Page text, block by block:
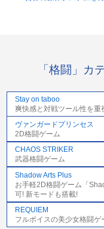
「格闘」カ
Stay on taboo
爽快感と対戦ツール性を重
ヴァンガードプリンセス
2D格闘ゲーム
CHAOS STRIKER
武器格闘ゲーム
Shadow Arts Plus
お手軽2D格闘ゲーム「
可! 新モードも搭載!
REQUIEM
フルボイスの美少女格闘